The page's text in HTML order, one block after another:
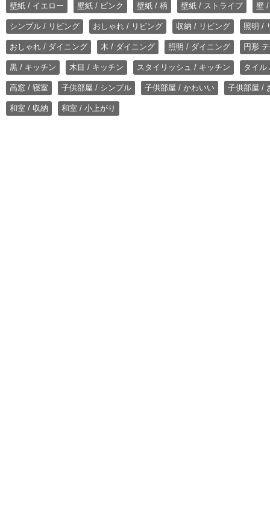
壁紙 / イエロー 壁紙 / ピンク 壁紙 / 柄 壁紙 / ストライプ 壁
シンプル / リビング おしゃれ / リビング 収納 / リビング 照明 /
おしゃれ / ダイニング 木 / ダイニング 照明 / ダイニング 円形
黒 / キッチン 木目 / キッチン スタイリッシュ / キッチン タイル
高窓 / 寝室 子供部屋 / シンプル 子供部屋 / かわいい 子供部屋 /
和室 / 収納 和室 / 小上がり